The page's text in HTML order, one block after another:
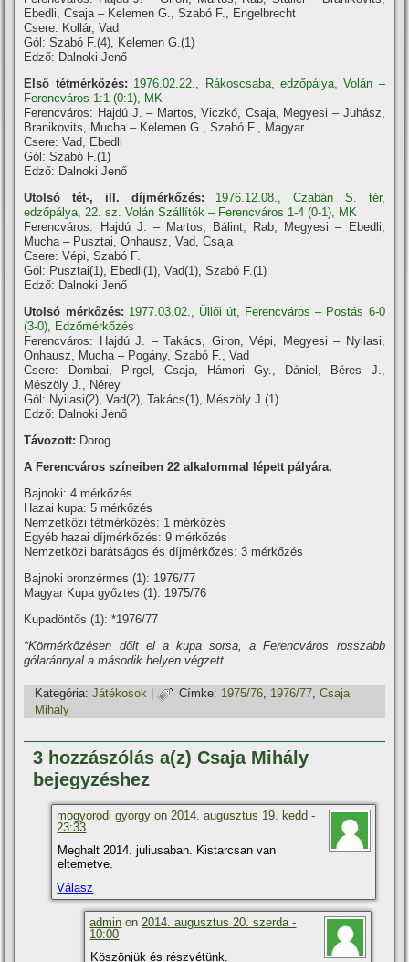
Ebedli, Csaja – Kelemen G., Szabó F., Engelbrecht
Csere: Kollár, Vad
Gól: Szabó F.(4), Kelemen G.(1)
Edző: Dalnoki Jenő
Első tétmérkőzés: 1976.02.22., Rákoscsaba, edzőpálya, Volán –
Ferencváros 1:1 (0:1), MK
Ferencváros: Hajdú J. – Martos, Viczkó, Csaja, Megyesi – Juhász,
Branikovits, Mucha – Kelemen G., Szabó F., Magyar
Csere: Vad, Ebedli
Gól: Szabó F.(1)
Edző: Dalnoki Jenő
Utolsó tét-, ill. díjmérkőzés:
1976.12.08., Czabán S. tér,
edzőpálya, 22. sz. Volán Szállítók – Ferencváros 1-4 (0-1), MK
Ferencváros: Hajdú J. – Martos, Bálint, Rab, Megyesi – Ebedli,
Mucha – Pusztai, Onhausz, Vad, Csaja
Csere: Vépi, Szabó F.
Gól: Pusztai(1), Ebedli(1), Vad(1), Szabó F.(1)
Edző: Dalnoki Jenő
Utolsó mérkőzés: 1977.03.02., Üllői út, Ferencváros – Postás 6-0
(3-0), Edzőmérkőzés
Ferencváros: Hajdú J. – Takács, Giron, Vépi, Megyesi – Nyilasi,
Onhausz, Mucha – Pogány, Szabó F., Vad
Csere: Dombai, Pirgel, Csaja, Hámori Gy., Dániel, Béres J.,
Mészöly J., Nérey
Gól: Nyilasi(2), Vad(2), Takács(1), Mészöly J.(1)
Edző: Dalnoki Jenő
Távozott: Dorog
A Ferencváros szí­neiben 22 alkalommal lépett pályára.
Bajnoki: 4 mérkőzés
Hazai kupa: 5 mérkőzés
Nemzetközi tétmérkőzés: 1 mérkőzés
Egyéb hazai dí­jmérkőzés: 9 mérkőzés
Nemzetközi barátságos és dí­jmérkőzés: 3 mérkőzés
Bajnoki bronzérmes (1): 1976/77
Magyar Kupa győztes (1): 1975/76
Kupadöntős (1): *1976/77
*Körmérkőzésen dőlt el a kupa sorsa, a Ferencváros rosszabb
gólaránnyal a második helyen végzett.
Kategória: Játékosok | Címke: 1975/76, 1976/77,Csaja
Mihály
3 hozzászólás a(z) Csaja Mihály
bejegyzéshez
mogyorodi gyorgy on2014. augusztus 19. kedd -
23:33
Meghalt 2014. juliusaban. Kistarcsan van
eltemetve.
Válasz
admin on 2014. augusztus 20. szerda -
10:00
Köszönjük és részvétünk.